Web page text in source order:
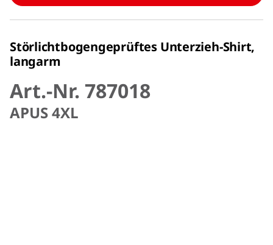
Störlichtbogengeprüftes Unterzieh-Shirt,
langarm
Art.-Nr. 787018
APUS 4XL